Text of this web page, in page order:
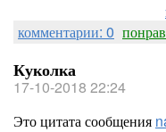
комментарии: 0
Куколка
17-10-2018 22:24
Это цитата сообщения